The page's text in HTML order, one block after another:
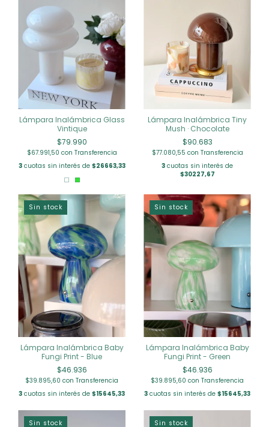
Lámpara Inalámbrica Glass
Vintique
$79.990
$67.991,50 con Transferencia
3cuotas sin interés de $26663,33
Lámpara Inalámbrica Tiny
Mush · Chocolate
$90.683
$77.080,55 con Transferencia
3 cuotas sin interés de
$30227,67
Sin stock
Lámpara Inalámbrica Baby
Fungi Print - Blue
$46.936
$39.895,60 con Transferencia
3 cuotas sin interés de $15645,33
Sin stock
Lámpara Inalámbrica Baby
Fungi Print - Green
$46.936
$39.895,60 con Transferencia
3 cuotas sin interés de $15645,33
Sin stock Sin stock